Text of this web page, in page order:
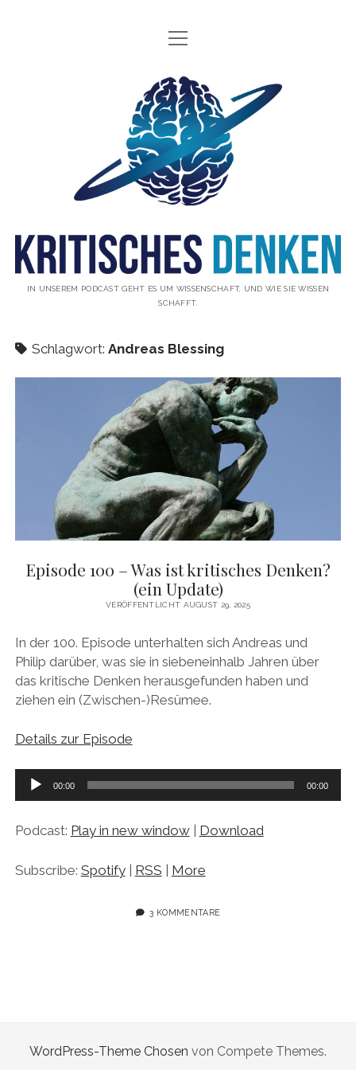
INFO
ÜBER UNS
WAS IST KRITISCHES DENKEN?
GÄSTE
THEMEN
UNTERSTÜTZUNG
KONTAKT
DAS BUCH ZUM PODCAST
facebook
linkedinyoutubeemailmastodon
patreon
Menü
öffnen
Kritisches
Podcast
IN UNSEREM PODCAST GEHT ES UM WISSENSCHAFT, UND WIE SIE WISSEN
SCHAFFT.
Schlagwort: Andreas Blessing
Episode 100 – Was ist kritisches Denken?
(ein Update)
VERÖFFENTLICHT AUGUST 29, 2025
In der 100. Episode unterhalten sich Andreas und
Philip darüber, was sie in siebeneinhalb Jahren über
das kritische Denken herausgefunden haben und
ziehen ein (Zwischen-)Resümee.
Details zur Episode
Audio-
00:00 00:00
Podcast: Play in new window| Download
Subscribe: Spotify| RSS | More
3 KOMMENTARE
WordPress-Theme Chosen von Compete Themes.